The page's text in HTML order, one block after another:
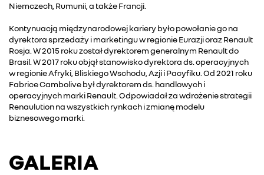
Niemczech, Rumunii, a także Francji.
Kontynuacją międzynarodowej kariery było powołanie go na
dyrektora sprzedaży i marketingu w regionie Eurazji oraz Renault
Rosja. W 2015 roku został dyrektorem generalnym Renault do
Brasil. W 2017 roku objął stanowisko dyrektora ds. operacyjnych
w regionie Afryki, Bliskiego Wschodu, Azji i Pacyfiku. Od 2021 roku
Fabrice Cambolive był dyrektorem ds. handlowych i
operacyjnych marki Renault. Odpowiadał za wdrożenie strategii
Renaulution na wszystkich rynkach i zmianę modelu
biznesowego marki.
GALERIA